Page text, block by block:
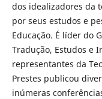
dos idealizadores da
por seus estudos e
Educação. É líder do
Tradução, Estudos e
representantes da
Prestes publicou
inúmeras